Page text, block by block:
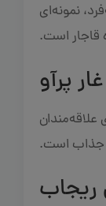
نمونه‌ای
قاجار است.
غار پرآو
جذاب است.
ریجاب